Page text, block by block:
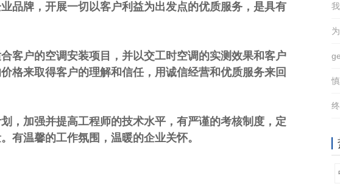
品牌，开展一切以客户利益为出发点的优质服务，是具有
客户的空调安装项目，并以交工时空调的实测效果和客户
格来取得客户的理解和信任，用诚信经营和优质服务来回
，加强并提高工程师的技术水平，有严谨的考核制度，定
有温馨的工作氛围，温暖的企业关怀。